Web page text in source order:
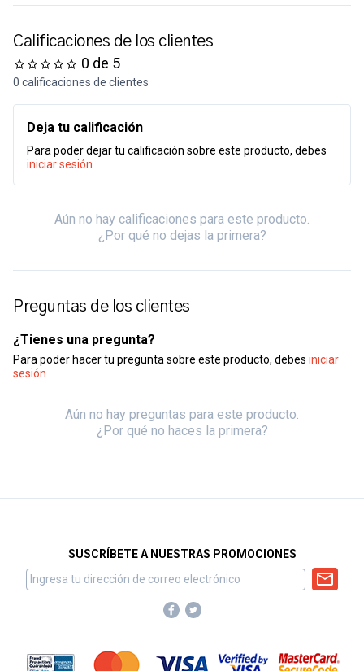
Calificaciones de los clientes
0 de 5
0 calificaciones de clientes
Deja tu calificación
Para poder dejar tu calificación sobre este producto, debes
iniciar sesión
Aún no hay calificaciones para este producto.
¿Por qué no dejas la primera?
Preguntas de los clientes
¿Tienes una pregunta?
Para poder hacer tu pregunta sobre este producto, debes iniciar
sesión
Aún no hay preguntas para este producto.
¿Por qué no haces la primera?
SUSCRÍBETE A NUESTRAS PROMOCIONES